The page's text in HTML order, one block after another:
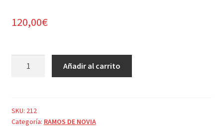
120,00€
CON
ROSAS
Añadir al carrito
SKU: 212
Categoría: RAMOS DE NOVIA